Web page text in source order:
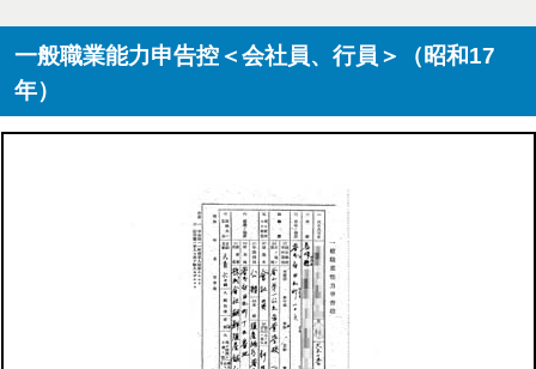
一般職業能力申告控＜会社員、行員＞（昭和17
年）